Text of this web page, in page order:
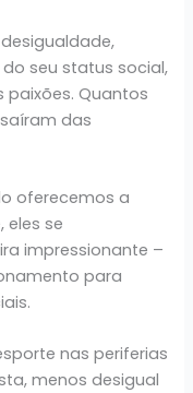
seu status social,
Quantos
das
oferecemos a
eles se
impressionante –
para
nas periferias
menos desigual